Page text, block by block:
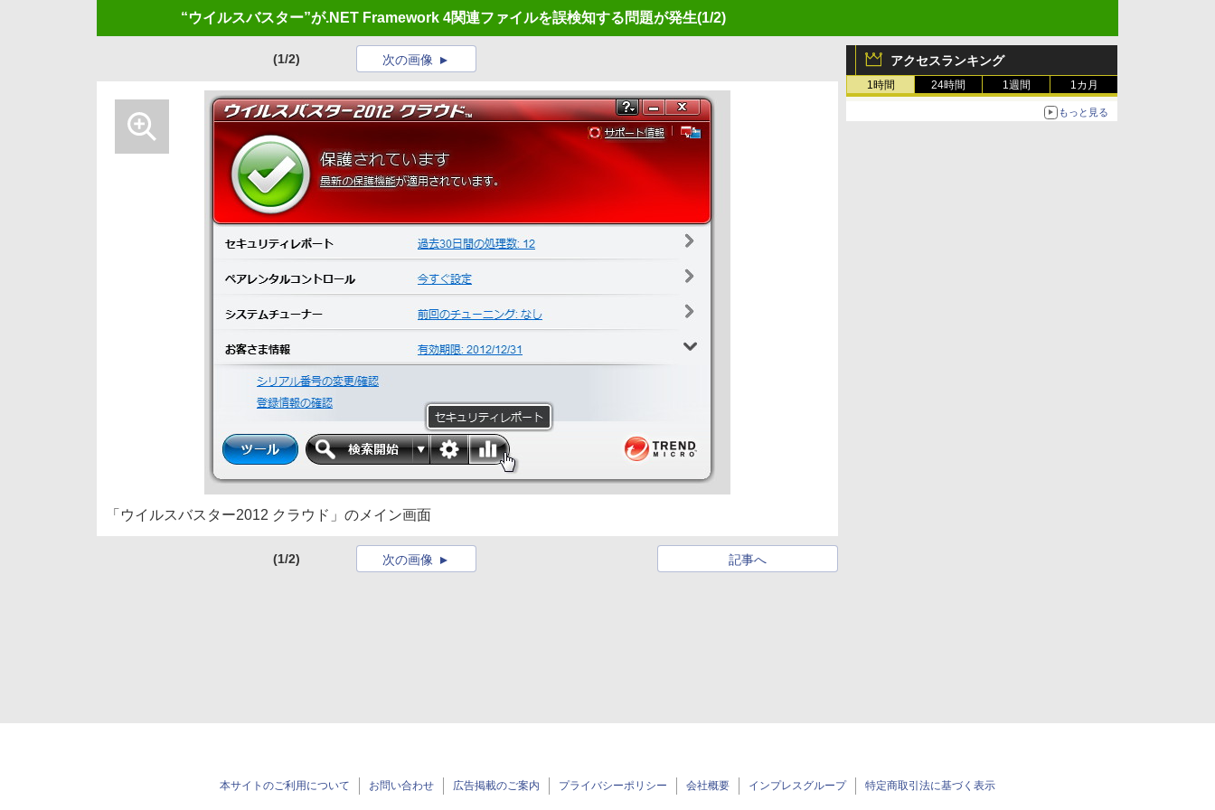
“ウイルスバスター”が.NET Framework 4関連ファイルを誤検知する問題が発生(1/2)
アクセスランキング
1時間 24時間 1週間 1カ月
もっと見る
(1/2) 次の画像
「ウイルスバスター2012 クラウド」のメイン画面
(1/2) 記事へ
次の画像
本サイトのご利用について お問い合わせ 広告掲載のご案内 プライバシーポリシー 会社概要 インプレスグループ 特定商取引法に基づく表示